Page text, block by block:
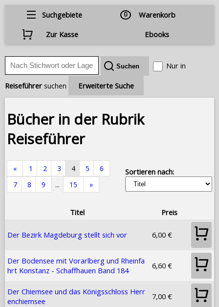
Suchgebiete 0
Warenkorb
Zur Kasse
Ebooks
Nur in
Reiseführer suchen Erweiterte Suche
Bücher in der Rubrik
Reiseführer
« 1 2 3 4 5
6
7
8 9 ... 15 »
Sortieren nach:
Titel Preis
Der Bezirk Magdeburg stellt sich vor 6,00 €
Der Bodensee mit Vorarlberg und Rheinfa
hrt Konstanz - Schaffhauen Band 184
6,60 €
Der Chiemsee und das Königsschloss Herr
enchiemsee
7,00 €